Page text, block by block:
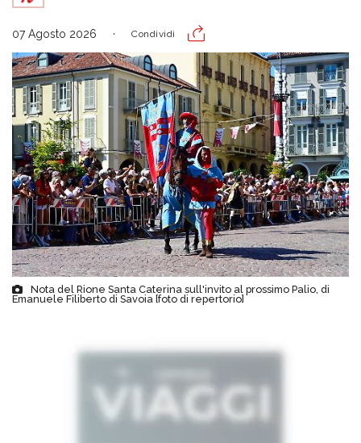
07 Agosto 2026 Condividi
Nota del Rione Santa Caterina sull'invito al prossimo Palio, di
Emanuele Filiberto di Savoia [foto di repertorio]